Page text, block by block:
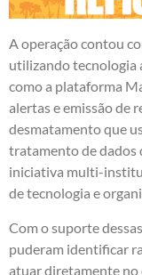
A operação contou
utilizando tecnologia
como a plataforma
alertas e emissão de
desmatamento que
tratamento de dados
iniciativa multi-
de tecnologia e
Com o suporte
puderam identificar
atuar diretamente no